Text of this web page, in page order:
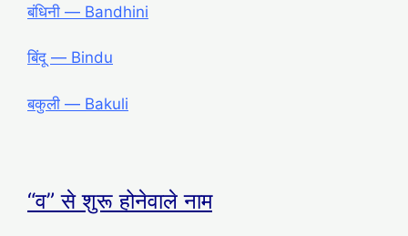
बंधिनी ― Bandhini
बिंदू ― Bindu
बकुली ― Bakuli
“व” से शुरू होनेवाले नाम